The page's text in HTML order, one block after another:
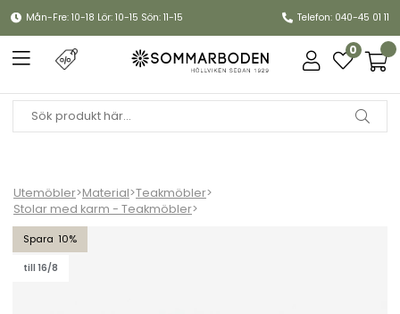
Mån-Fre: 10-18 Lör: 10-15 Sön: 11-15 Telefon: 040-45 01 11
0
Utemöbler>Material>Teakmöbler>
Stolar med karm - Teakmöbler>
10
till 16/8
Lilja karmstol - teak/ljusbrun